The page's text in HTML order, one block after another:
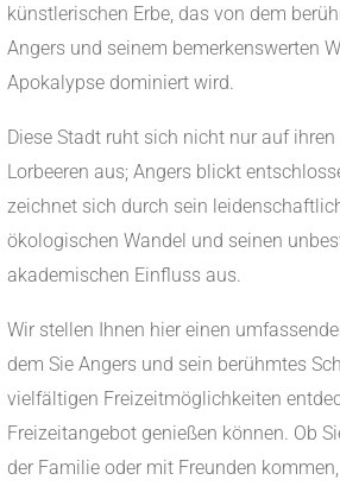
künstlerischen Erbe, das von dem
Angers und seinem bemerkenswerten
Apokalypse dominiert wird.
Diese Stadt ruht sich nicht nur auf
Lorbeeren aus; Angers blickt
zeichnet sich durch sein
ökologischen Wandel und seinen
akademischen Einfluss aus.
Wir stellen Ihnen hier einen
dem Sie Angers und sein berühmtes
vielfältigen Freizeitmöglichkeiten
Freizeitangebot genießen können. Ob
der Familie oder mit Freunden